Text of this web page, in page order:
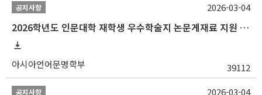
공지사항
2026학년도 인문대학 재학생 우수학술지 논문게재료 지원 안내
아시아언어문명학부 39112
2026-03-04
공지사항 2026-03-04